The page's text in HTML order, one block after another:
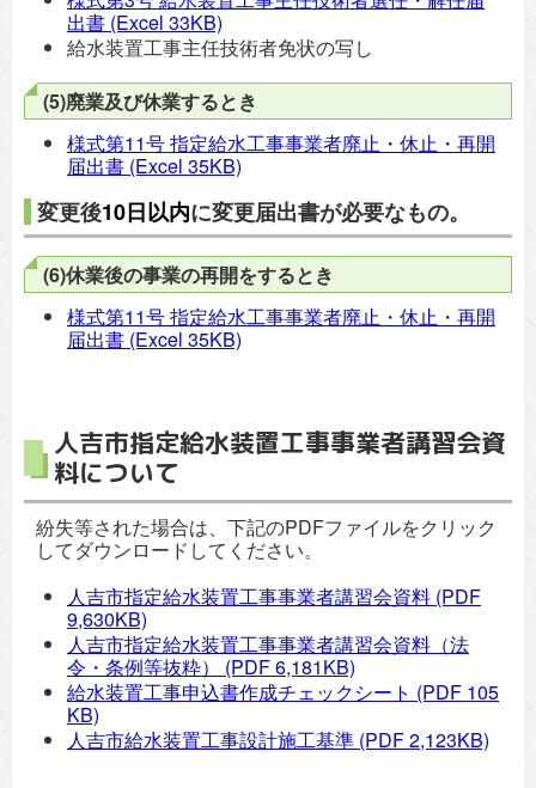
出書 (Excel 33KB)
給水装置工事主任技術者免状の写し
(5)廃業及び休業するとき
様式第11号 指定給水工事事業者廃止・休止・再開
届出書 (Excel 35KB)
変更後10日以内に変更届出書が必要なもの。
(6)休業後の事業の再開をするとき
様式第11号 指定給水工事事業者廃止・休止・再開
届出書 (Excel 35KB)
人吉市指定給水装置工事事業者講習会資
料について
紛失等された場合は、下記のPDFファイルをクリック
してダウンロードしてください。
人吉市指定給水装置工事事業者講習会資料 (PDF
9,630KB)
人吉市指定給水装置工事事業者講習会資料（法
令・条例等抜粋）
(PDF 6,181KB)
給水装置工事申込書作成チェックシート (PDF 105
KB)
人吉市給水装置工事設計施工基準 (PDF 2,123KB)